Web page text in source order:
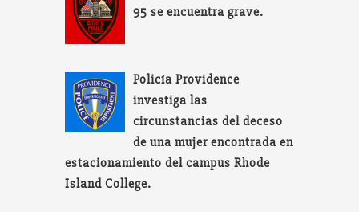
95 se encuentra grave.
Policía Providence
investiga las
circunstancias del deceso
de una mujer encontrada en
estacionamiento del campus Rhode
Island College.